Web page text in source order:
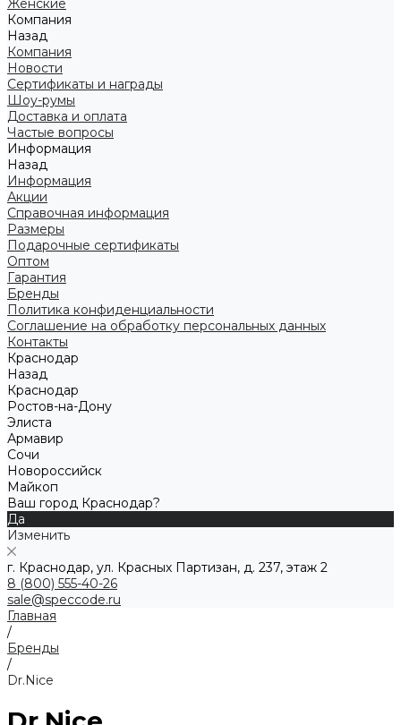
Женские
Компания
Назад
Компания
Новости
Сертификаты и награды
Шоу-румы
Доставка и оплата
Частые вопросы
Информация
Назад
Информация
Акции
Справочная информация
Размеры
Подарочные сертификаты
Оптом
Гарантия
Бренды
Политика конфиденциальности
Соглашение на обработку персональных данных
Контакты
Краснодар
Назад
Краснодар
Ростов-на-Дону
Элиста
Армавир
Сочи
Новороссийск
Майкоп
Ваш город Краснодар?
Да
Изменить
г. Краснодар, ул. Красных Партизан, д. 237, этаж 2
8 (800) 555-40-26
sale@speccode.ru
Главная
/
Бренды
/
Dr.Nice